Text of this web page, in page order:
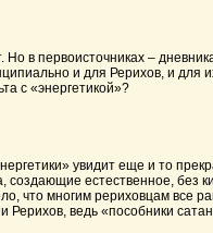
в первоисточниках –
и для Рерихов, и для
с «энергетикой»?
увидит еще и то
естественное, без
что многим рериховцам все
ведь «пособники